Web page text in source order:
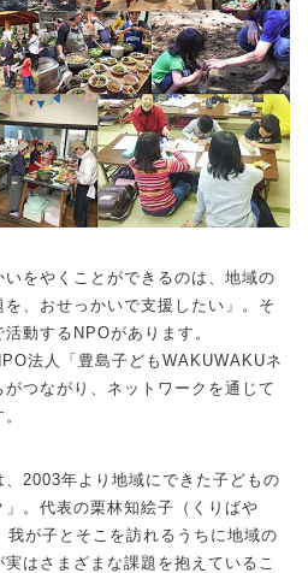
いをやくことができるのは、地域の
、おせっかいで支援したい」。そ
動するNPOがあります。
法人「豊島子どもWAKUWAKUネ
つながり、ネットワークを通じて
2003年より地域にできた子どもの
。代表の栗林知絵子（くりばや
我が子とそこを訪れるうちに地域の
はさまざまな課題を抱えているこ